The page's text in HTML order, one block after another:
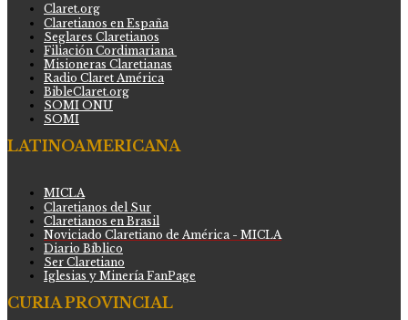
Claret.org
Claretianos en España
Seglares Claretianos
Filiación Cordimariana
Misioneras Claretianas
Radio Claret América
BibleClaret.org
SOMI ONU
SOMI
LATINOAMERICANA
MICLA
Claretianos del Sur
Claretianos en Brasil
Noviciado Claretiano de América - MICLA
Diario Bíblico
Ser Claretiano
Iglesias y Minería FanPage
CURIA PROVINCIAL